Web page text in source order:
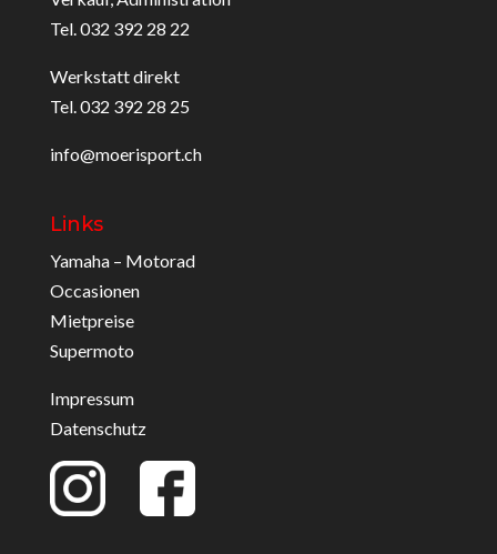
Tel. 032 392 28 22
Werkstatt direkt
Tel. 032 392 28 25
info@moerisport.ch
Links
Yamaha – Motorad
Occasionen
Mietpreise
Supermoto
Impressum
Datenschutz